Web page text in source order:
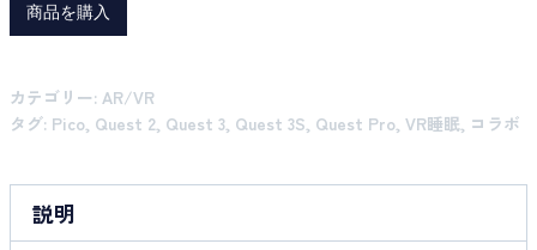
商品を購入
カテゴリー: AR/VR
タグ: Pico, Quest 2, Quest 3, Quest 3S, Quest Pro, VR睡眠, コラボ
説明